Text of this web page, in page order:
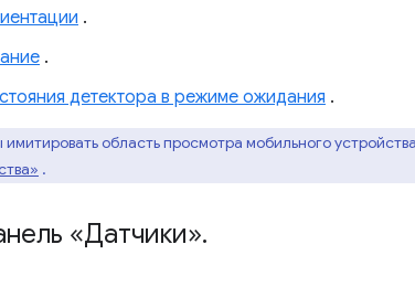
.
.
детектора в режиме ожидания .
имитировать область просмотра мобильного
.
«Датчики».